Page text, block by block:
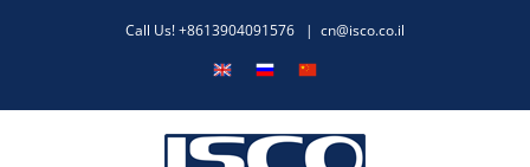
容
Call Us! +8613904091576 | cn@isco.co.il
EnglishРусский
中